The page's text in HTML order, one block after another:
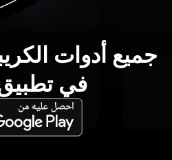
جميع أدوات
في